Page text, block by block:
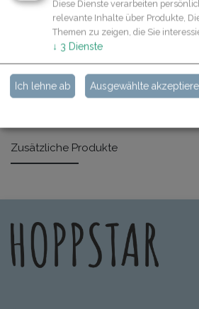
Spezifikationen
Ähnliche Produkte
Zusätzliche Produkte
Diese Dienste verarbeiten
relevante Inhalte über Produkte,
Themen zu zeigen, die Sie
↓ 3 Dienste
Ich lehne ab Ausgewählte